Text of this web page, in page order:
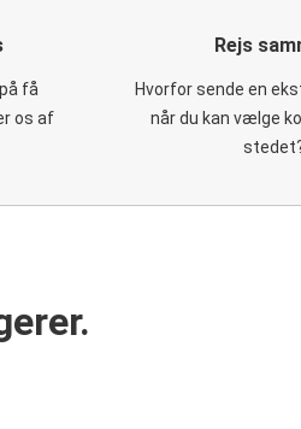
få
os af
Rejs
Hvorfor sende en
når du kan vælge